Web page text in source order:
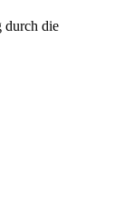
durch die